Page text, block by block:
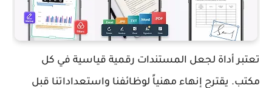
تعتبر أداة لجعل المستندات رقمية قياسية في كل
مكتب. يقترح إنهاء مهنياً لوظائفنا واستعداداتنا قبل